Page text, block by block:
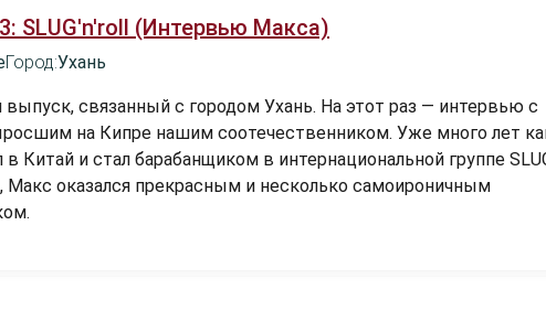
SLUG'n'roll (Интервью Макса)
Город:Ухань
связанный с городом Ухань. На этот раз — интервью с
на Кипре нашим соотечественником. Уже много лет
в Китай и стал барабанщиком в интернациональной группе
Макс оказался прекрасным и несколько самоироничным